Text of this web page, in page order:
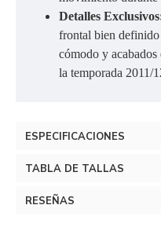
Detalles
frontal bien
cómodo y
la temporada 2011/
ESPECIFICACIONES
TABLA DE TALLAS
RESEÑAS